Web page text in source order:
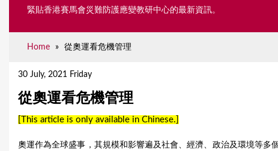
緊貼香港賽馬會災難防護應變教研中心的最新資訊。
Home » 從奧運看危機管理
30 July, 2021 Friday
從奧運看危機管理
[This article is only available in Chinese.]
奧運作為全球盛事，其規模和影響遍及社會、經濟、政治及環境等